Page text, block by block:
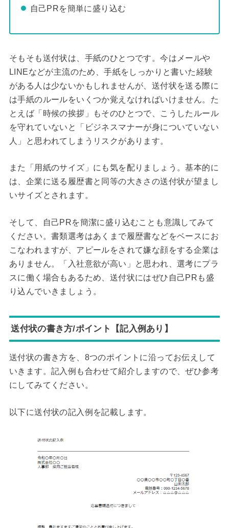
自己PRを簡単に盛り込む
そもそも送付状は、手紙のひとつです。今はメールや
LINEなどが主流のため、手紙をしっかりと書いた経験
がある人は少ないかもしれませんが、送付状を送る際に
は手紙のルールをいくつか覚えなければいけません。た
とえば「時候の挨拶」もそのひとつで、こうしたルール
を守れていないと「ビジネスマナーが身についていない
人」と思われてしまうリスクがあります。
また「用紙のサイズ」にも気を配りましょう。基本的に
は、企業に送る履歴書と同等の大きさの送付状が望まし
いサイズとされます。
そして、自己PRを簡潔に盛り込むことも意識してみて
ください。書類選考はあくまで履歴書などをベースにお
こなわれますが、アピールをされて嫌な顔をする企業は
ありません。「入社意欲が高い」と思われ、選考にプラ
スに働く場合もあるため、送付状にはぜひ自己PRも盛
り込んでいきましょう。
送付状の書き方/ポイント【記入例あり】
送付状の書き方を、8つのポイントに沿ってお伝えして
いきます。記入例も合わせて紹介しますので、ぜひ参考
にしてみてください。
以下に送付状の記入例を記載します。